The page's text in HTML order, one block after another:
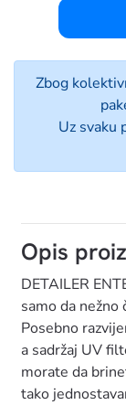
Zbog
Uz svaku
Opis
DETAILER
samo da
Posebno
a sadržaj UV
morate da
tako